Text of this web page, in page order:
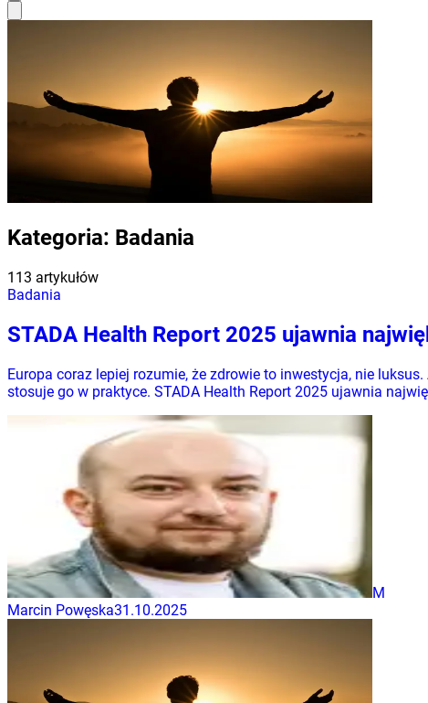
Kategoria: Badania
113 artykułów
Badania
STADA Health Report 2025 ujawnia
Europa coraz lepiej rozumie, że zdrowie to inwestycja, nie
stosuje go w praktyce. STADA Health Report 2025 ujawnia
M
Marcin Powęska31.10.2025